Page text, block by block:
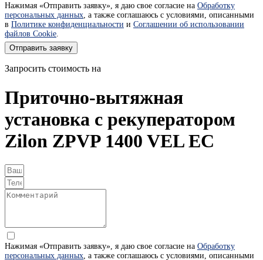
Нажимая «Отправить заявку», я даю свое согласие на Обработку
персональных данных, а также соглашаюсь с условиями, описанными
в Политике конфиденциальности и Соглашении об использовании
файлов Cookie.
Отправить заявку
Запросить стоимость на
Приточно-вытяжная
установка с рекуператором
Zilon ZPVP 1400 VEL EC
Нажимая «Отправить заявку», я даю свое согласие на Обработку
персональных данных , а также соглашаюсь с условиями, описанными